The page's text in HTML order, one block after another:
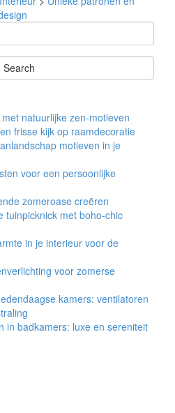
natuurlijke zen-motieven
frisse kijk op raamdecoratie
motieven in je
voor een persoonlijke
zomeroase creëren
tuinpicknick met boho-chic
in je interieur voor de
voor zomerse
kamers: ventilatoren
in badkamers: luxe en sereniteit